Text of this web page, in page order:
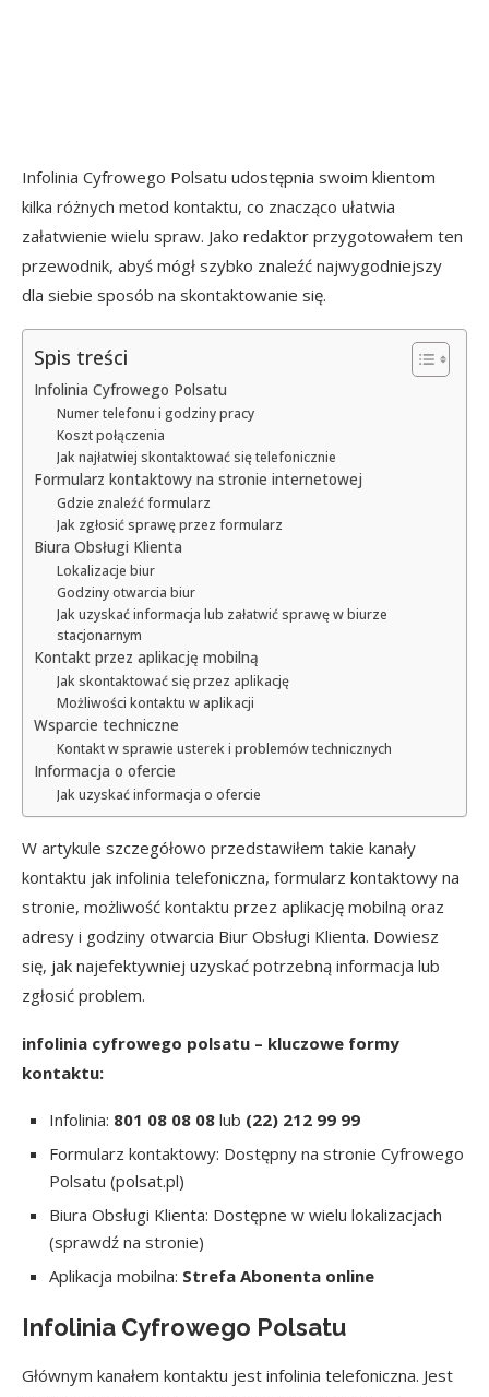
Infolinia Cyfrowego Polsatu udostępnia swoim klientom
kilka różnych metod kontaktu, co znacząco ułatwia
załatwienie wielu spraw. Jako redaktor przygotowałem ten
przewodnik, abyś mógł szybko znaleźć najwygodniejszy
dla siebie sposób na skontaktowanie się.
Spis treści
Infolinia Cyfrowego Polsatu
Numer telefonu i godziny pracy
Koszt połączenia
Jak najłatwiej skontaktować się telefonicznie
Formularz kontaktowy na stronie internetowej
Gdzie znaleźć formularz
Jak zgłosić sprawę przez formularz
Biura Obsługi Klienta
Lokalizacje biur
Godziny otwarcia biur
Jak uzyskać informacja lub załatwić sprawę w biurze
stacjonarnym
Kontakt przez aplikację mobilną
Jak skontaktować się przez aplikację
Możliwości kontaktu w aplikacji
Wsparcie techniczne
Kontakt w sprawie usterek i problemów technicznych
Informacja o ofercie
Jak uzyskać informacja o ofercie
W artykule szczegółowo przedstawiłem takie kanały
kontaktu jak infolinia telefoniczna, formularz kontaktowy na
stronie, możliwość kontaktu przez aplikację mobilną oraz
adresy i godziny otwarcia Biur Obsługi Klienta. Dowiesz
się, jak najefektywniej uzyskać potrzebną informacja lub
zgłosić problem.
infolinia cyfrowego polsatu – kluczowe formy
kontaktu:
Infolinia: 801 08 08 08 lub (22) 212 99 99
Formularz kontaktowy: Dostępny na stronie Cyfrowego
Polsatu (polsat.pl)
Biura Obsługi Klienta: Dostępne w wielu lokalizacjach
(sprawdź na stronie)
Aplikacja mobilna: Strefa Abonenta online
Infolinia Cyfrowego Polsatu
Głównym kanałem kontaktu jest infolinia telefoniczna. Jest